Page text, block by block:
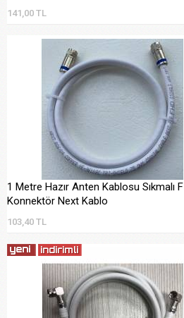
141,00 TL
1 Metre Hazır Anten Kablosu Sıkmalı F
Konnektör Next Kablo
103,40 TL